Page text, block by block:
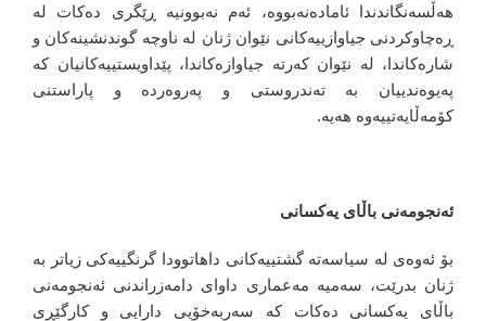
هەڵسەنگاندندا ئامادەنەبووە، ئەم نەبوونیە ڕێگری دەکات لە
ڕەچاوکردنی جیاوازییەکانی نێوان ژنان لە ناوچە گوندنشینەکان و
شارەکاندا، لە نێوان کەرتە جیاوازەکاندا، پێداویستییەکانیان کە
پەیوەندییان بە تەندروستی و پەروەردە و پاراستنی
کۆمەڵایەتییەوە هەیە.
ئەنجومەنی باڵای یەکسانی
بۆ ئەوەی لە سیاسەتە گشتییەکانی داهاتوودا گرنگییەکی زیاتر بە
ژنان بدرێت، سەمیە مەعماری داوای دامەزراندنی ئەنجومەنی
باڵای یەکسانی دەکات کە سەربەخۆیی دارایی و کارگێڕی